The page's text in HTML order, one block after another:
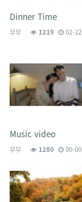
Dinner Time
무무 1219 02-22
Music video
무무 1280 00-00